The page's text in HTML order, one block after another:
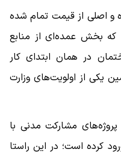
اصلی از قیمت تمام شده
بخش عمده‌ای از منابع
در همان ابتدای کار
یکی از اولویت‌های وزارت
مشارکت مدنی با
است؛ در این راستا